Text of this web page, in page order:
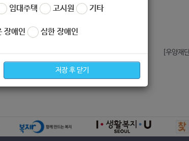
임대주택 고시원 기타
장애인 심한 장애인
저장 후 닫기
[우양재